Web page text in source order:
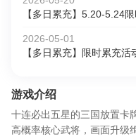
【多日累充】5.20-5.24
2026-05-01
【多日累充】限时累充活
游戏介绍
十连必出五星的三国放置卡
高概率核心武将，画面升级